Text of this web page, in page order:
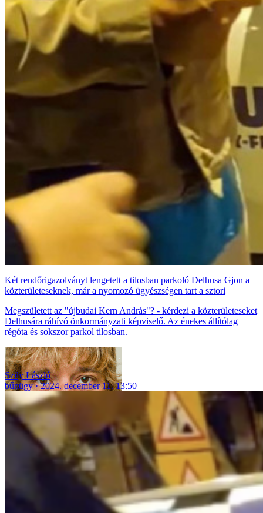
Két rendőrigazolványt lengetett a tilosban parkoló Delhusa Gjon a
közterületeseknek, már a nyomozó ügyészségen tart a sztori
Megszületett az "újbudai Kern András"? - kérdezi a közterületeseket
Delhusára ráhívó önkormányzati képviselő. Az énekes állítólag
régóta és sokszor parkol tilosban.
Szily László
bűnügy
2024. december 11. 13:50